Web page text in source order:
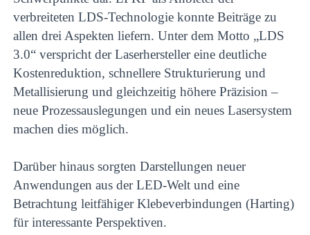
verbreiteten LDS-Technologie konnte Beiträge zu
allen drei Aspekten liefern. Unter dem Motto „LDS
3.0“ verspricht der Laserhersteller eine deutliche
Kostenreduktion, schnellere Strukturierung und
Metallisierung und gleichzeitig höhere Präzision –
neue Prozessauslegungen und ein neues Lasersystem
machen dies möglich.
Darüber hinaus sorgten Darstellungen neuer
Anwendungen aus der LED-Welt und eine
Betrachtung leitfähiger Klebeverbindungen (Harting)
für interessante Perspektiven.